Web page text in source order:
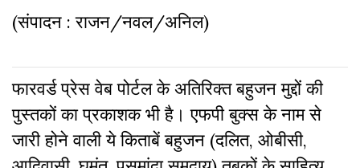
(संपादन : राजन/नवल/अनिल)
फारवर्ड प्रेस वेब पोर्टल के अतिरिक्‍त बहुजन मुद्दों की
पुस्‍तकों का प्रकाशक भी है। एफपी बुक्‍स के नाम से
जारी होने वाली ये किताबें बहुजन (दलित, ओबीसी,